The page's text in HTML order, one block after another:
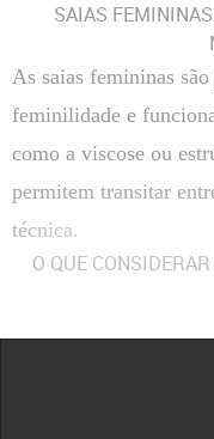
SAIAS
As saias femininas
feminilidade e
como a viscose ou
permitem transitar
técnica.
O QUE
A
Tecidos com elastano